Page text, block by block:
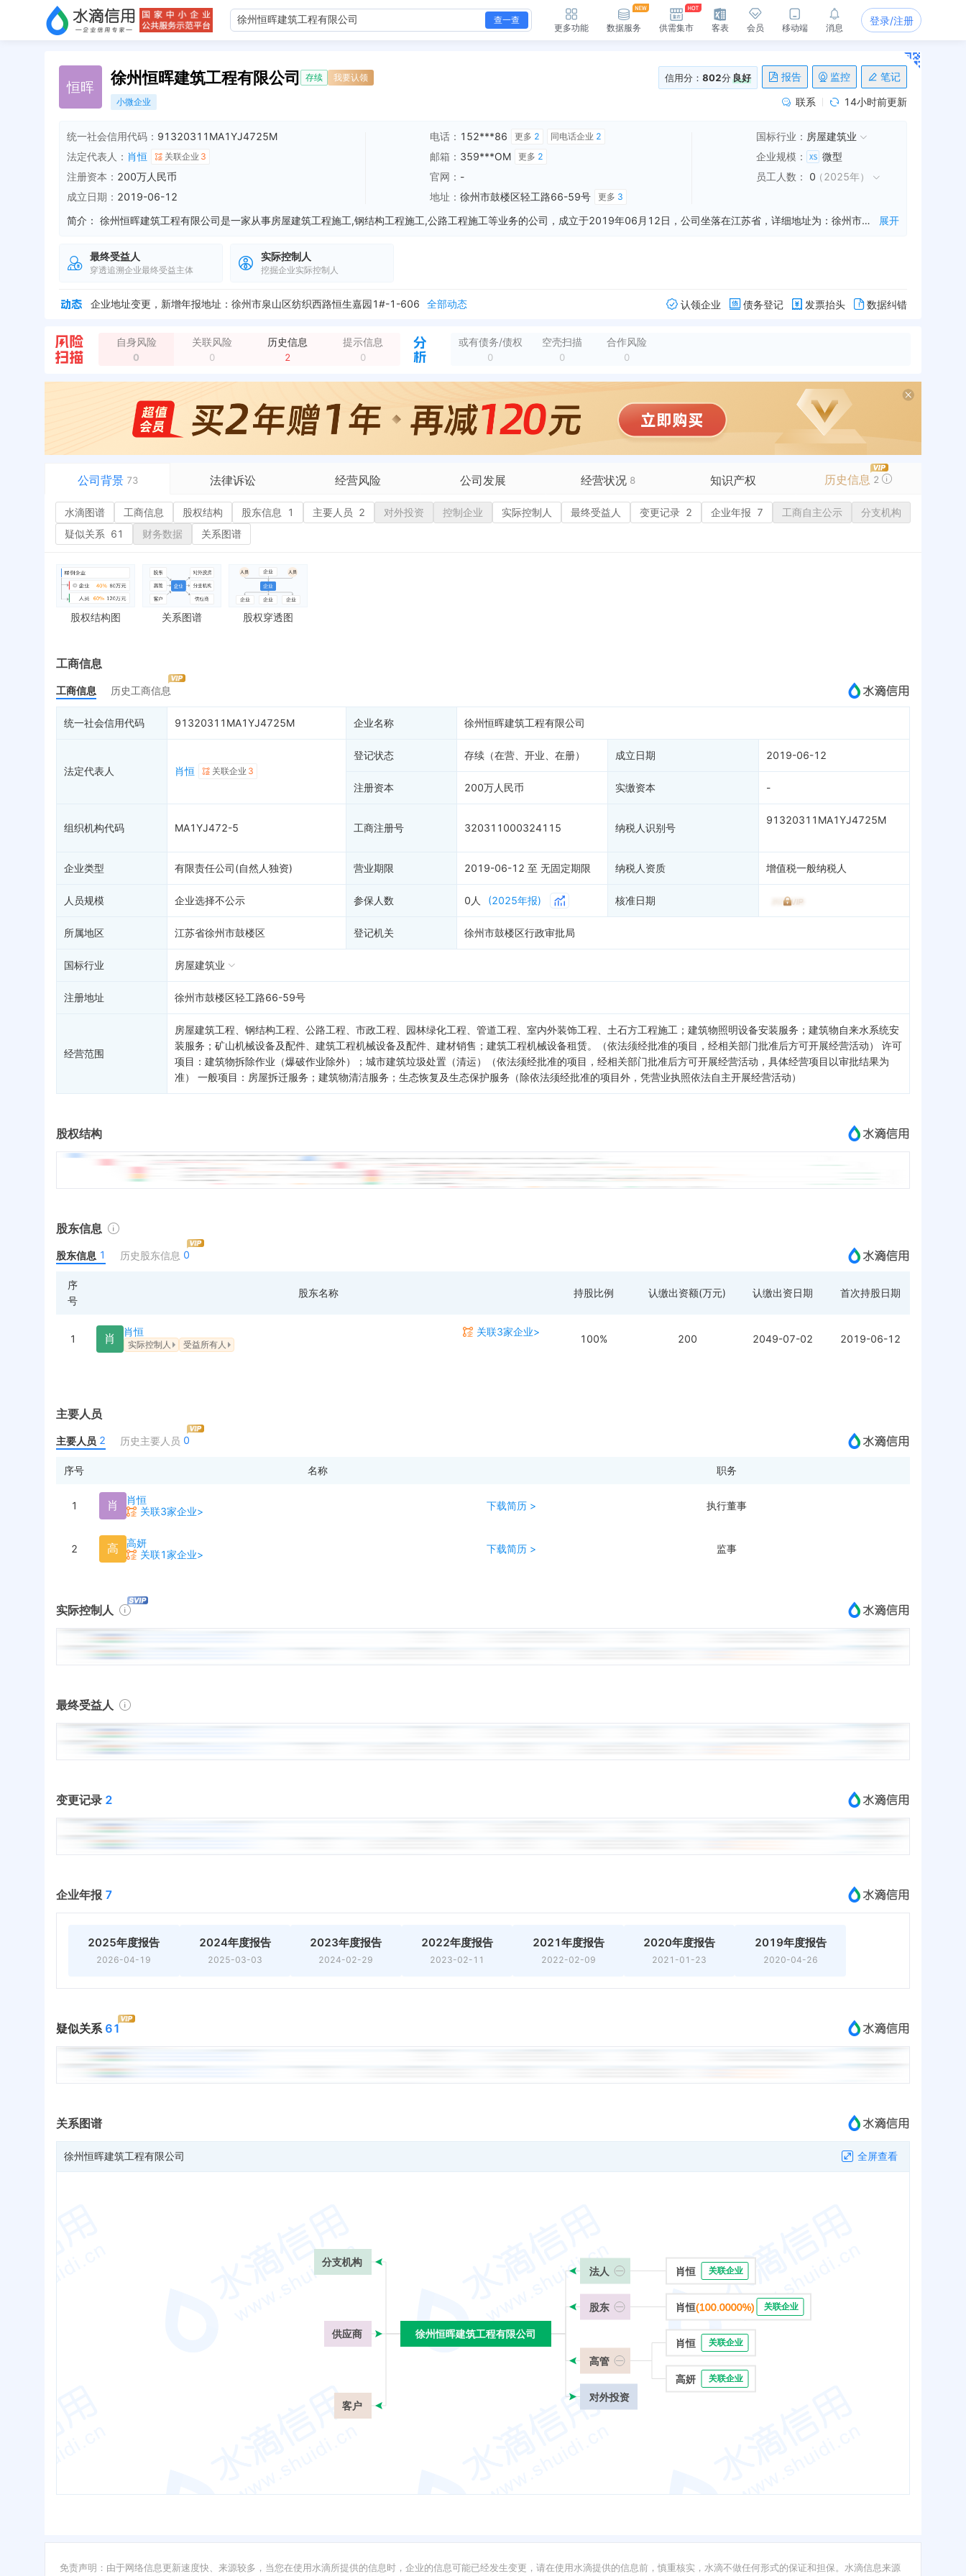
查一查
更多功能 数据服务 供需集市 客表 会员 移动端 消息
登录/注册
恒晖 徐州恒晖建筑工程有限公司 存续 我要认领 信用分： 802分良好 报告 监控 笔记
小微企业 联系 14小时前更新
统一社会信用代码： 91320311MA1YJ4725M
法定代表人： 肖恒 关联企业 3
注册资本： 200万人民币
成立日期： 2019-06-12
电话： 152***86 更多 2 同电话企业 2
邮箱： 359***OM 更多 2
官网： -
地址： 徐州市鼓楼区轻工路66-59号 更多 3
国标行业： 房屋建筑业
企业规模 ：
微型
员工人数 ： 0（2025年）
简介： 徐州恒晖建筑工程有限公司是一家从事房屋建筑工程施工,钢结构工程施工,公路工程施工等业务的公司，成立于2019年06月12日，公司坐落在江苏省，详细地址为：徐州市鼓楼区轻工路66-59号;经国家企业信用信息公示系统查询得知，徐州恒晖建筑工程有限公司的信用代码/税号为91320311MA1YJ4725M，法人是肖恒，注册资本为200.000000万人民币，企业的经营范围为:房屋建筑工程、钢结构工程、公路工程、市政工程、园林绿化工程、管道工程、室内外装饰工程、土石方工程施工；建筑物照明设备安装服务；建筑物自来水系统安装服务；矿山机械设备及配件、建筑工程机械设备及配件、建材销售；建筑工程机械设备租赁。（依法须经批准的项目，经相关部门批准后方可开展经营活动） 许可项目：建筑物拆除作业（爆破作业除外）；城市建筑垃圾处置（清运）（依法须经批准的项目，经相关部门批准后方可开展经营活动，具体经营项目以审批结果为准） 一般项目：房屋拆迁服务；建筑物清洁服务；生态恢复及生态保护服务（除依法须经批准的项目外，凭营业执照依法自主开展经营活动） 展开
最终受益人
穿透追溯企业最终受益主体
实际控制人
挖掘企业实际控制人
全部动态
全部动态
新增双随机抽查，任务编号：320000202103241001 任务名称：根据《省市场监督管理系统企业信用分类管理暂行办法》开展的差异化监管 抽查机关：徐...
全部动态
企业地址变更，新增年报地址：徐州市鼓楼区轻工路66-59号
企业地址变更，变更前：徐州市泉山区纺织西路恒生嘉苑1#-1-606 变更后：徐州市鼓楼区轻工路66-59号
全部动态
新增行政许可，许可机关：徐州市泉山区市场监督管理局 许可内容：企业登记注册 有效期：2019-06-12至2099-12-31
全部动态
认领企业 债务登记 发票抬头 数据纠错
自身风险
0
关联风险
0
历史信息
2
提示信息
0
或有债务/债权
0
空壳扫描
0
合作风险
0
公司背景 73 法律诉讼 经营风险 公司发展 经营状况 8 知识产权 历史信息 2
水滴图谱
工商信息
股东信息
主要人员 2
对外投资
控制企业
最终受益人
企业年报
工商自主公示
财务数据
司法案件
立案信息
法院公告
裁判文书
送达公告
被执行人
终本案件
询价评估
司法协助
或有债务债权
注销备案
融资历史
招投标
信用评价
进出口信用
债券信息
地块公示
客户
商标信息
成为vip查看
水滴图谱 工商信息 股权结构 股东信息 1 主要人员 2 对外投资 控制企业 实际控制人 最终受益人 变更记录 2 企业年报 7 工商自主公示
分支机构
疑似关系 61 财务数据 关系图谱
股权结构图 关系图谱 股权穿透图
工商信息
工商信息 历史工商信息
统一社会信用代码 91320311MA1YJ4725M 企业名称 徐州恒晖建筑工程有限公司
法定代表人 肖恒 关联企业 3
登记状态 存续（在营、开业、在册） 成立日期 2019-06-12
注册资本 200万人民币 实缴资本 -
组织机构代码 MA1YJ472-5 工商注册号 320311000324115 纳税人识别号
91320311MA1YJ4725M
企业类型 有限责任公司(自然人独资) 营业期限 2019-06-12 至 无固定期限 纳税人资质 增值税一般纳税人
人员规模 企业选择不公示 参保人数 0人 (2025年报) 核准日期
所属地区 江苏省徐州市鼓楼区 登记机关 徐州市鼓楼区行政审批局
国标行业 房屋建筑业
注册地址 徐州市鼓楼区轻工路66-59号
经营范围
房屋建筑工程、钢结构工程、公路工程、市政工程、园林绿化工程、管道工程、室内外装饰工程、土石方工程施工；建筑物照明设备安装服务；建筑物自来水系统安
装服务；矿山机械设备及配件、建筑工程机械设备及配件、建材销售；建筑工程机械设备租赁。（依法须经批准的项目，经相关部门批准后方可开展经营活动） 许可
项目：建筑物拆除作业（爆破作业除外）；城市建筑垃圾处置（清运）（依法须经批准的项目，经相关部门批准后方可开展经营活动，具体经营项目以审批结果为
准） 一般项目：房屋拆迁服务；建筑物清洁服务；生态恢复及生态保护服务（除依法须经批准的项目外，凭营业执照依法自主开展经营活动）
股权结构
股东信息
股东信息 1 历史股东信息 0
序
号
股东名称 持股比例 认缴出资额(万元) 认缴出资日期 首次持股日期
1 肖
肖恒 关联3家企业>
实际控制人 受益所有人 100% 200 2049-07-02 2019-06-12
主要人员
主要人员 2 历史主要人员 0
序号 名称 职务
1 肖
肖恒
关联3家企业>
下载简历 > 执行董事
2 高
高妍
关联1家企业>
下载简历 > 监事
实际控制人
最终受益人
变更记录 2
企业年报 7
2025年度报告
2026-04-19
2024年度报告
2025-03-03
2023年度报告
2024-02-29
2022年度报告
2023-02-11
2021年度报告
2022-02-09
2020年度报告
2021-01-23
2019年度报告
2020-04-26
疑似关系 61
关系图谱
徐州恒晖建筑工程有限公司 全屏查看
徐州恒晖建筑工程有限公司
分支机构
供应商
客户
徐州恒晖建筑工程有限公司
法人
股东
高管
对外投资
肖恒 关联企业
肖恒(100.0000%) 关联企业
肖恒 关联企业
高妍 关联企业
免责声明：由于网络信息更新速度快、来源较多，当您在使用水滴所提供的信息时，企业的信息可能已经发生变更，请在使用水滴提供的信息前，慎重核实，水滴不做任何形式的保证和担保。水滴信息来源